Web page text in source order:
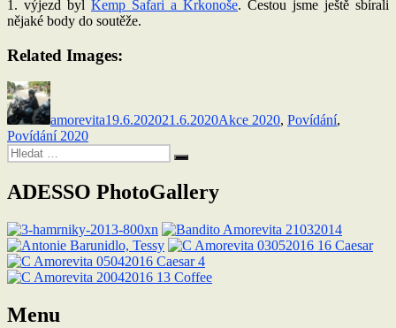
1. výjezd byl Kemp Safari a Krkonoše. Cestou jsme ještě sbírali
nějaké body do soutěže.
Related Images:
Autor:
amorevita19.6.202021.6.2020Akce 2020, Povídání,
Povídání 2020
Hledat:
Hledání
ADESSO PhotoGallery
Menu